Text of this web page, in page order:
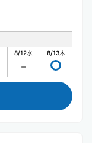
8/12水 8/13木